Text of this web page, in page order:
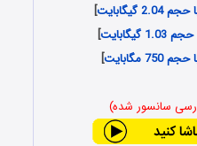
]
]
]
سانسور شده)